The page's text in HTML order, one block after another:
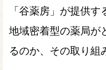
「谷薬房」が提供
地域密着型の薬局が
るのか、その取り組